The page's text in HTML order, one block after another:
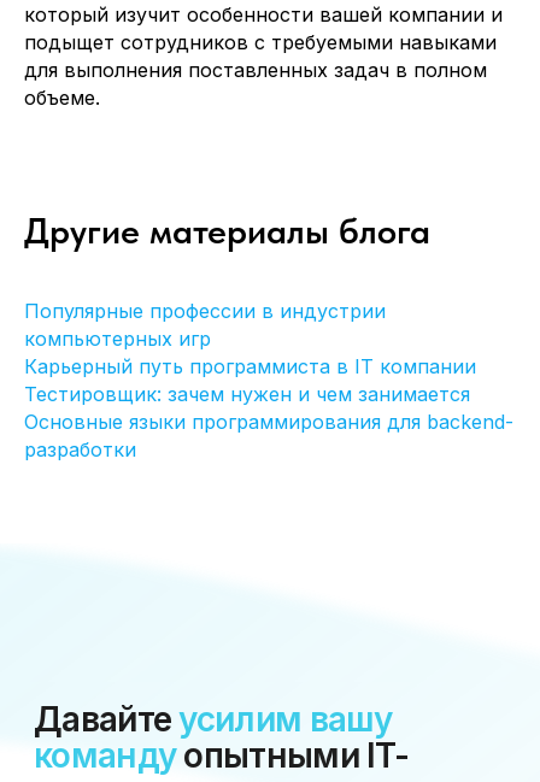
который изучит особенности вашей компании и
подыщет сотрудников с требуемыми навыками
для выполнения поставленных задач в полном
объеме.
Другие материалы блога
Популярные профессии в индустрии
компьютерных игр
Карьерный путь программиста в IT компании
Тестировщик: зачем нужен и чем занимается
Основные языки программирования для backend-
разработки